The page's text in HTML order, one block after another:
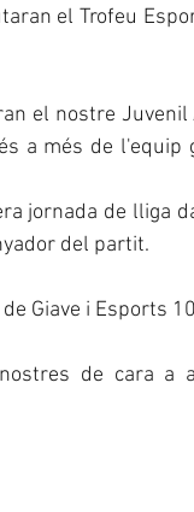
el Trofeu
el nostre Juvenil
a més de l'equip
jornada de lliga
del partit.
Giave i Esports
de cara a